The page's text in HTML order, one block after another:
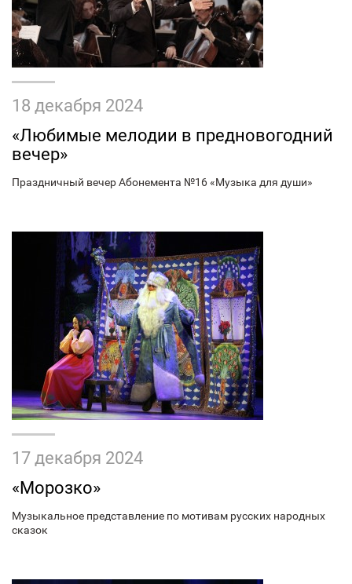
18 декабря 2024
«Любимые мелодии в предновогодний
вечер»
Праздничный вечер Абонемента №16 «Музыка для души»
17 декабря 2024
«Морозко»
Музыкальное представление по мотивам русских народных
сказок